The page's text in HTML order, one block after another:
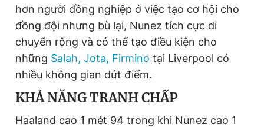
hơn người đồng nghiệp ở việc tạo cơ hội cho
đồng đội nhưng bù lại, Nunez tích cực di
chuyển rộng và có thể tạo điều kiện cho
những Salah, Jota, Firmino tại Liverpool có
nhiều không gian dứt điểm.
KHẢ NĂNG TRANH CHẤP
Haaland cao 1 mét 94 trong khi Nunez cao 1